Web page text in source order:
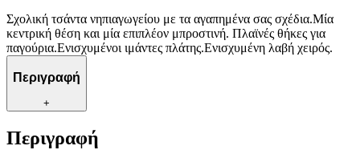
Σχολική τσάντα νηπιαγωγείου με τα αγαπημένα σας σχέδια.Μία
κεντρική θέση και μία επιπλέον μπροστινή. Πλαϊνές θήκες για
παγούρια.Ενισχυμένοι ιμάντες πλάτης.Ενισχυμένη λαβή χειρός.
Περιγραφή
+
Περιγραφή